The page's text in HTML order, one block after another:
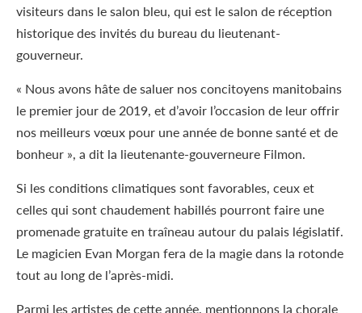
visiteurs dans le salon bleu, qui est le salon de réception
historique des invités du bureau du lieutenant-
gouverneur.
« Nous avons hâte de saluer nos concitoyens manitobains
le premier jour de 2019, et d’avoir l’occasion de leur offrir
nos meilleurs vœux pour une année de bonne santé et de
bonheur », a dit la lieutenante-gouverneure Filmon.
Si les conditions climatiques sont favorables, ceux et
celles qui sont chaudement habillés pourront faire une
promenade gratuite en traîneau autour du palais législatif.
Le magicien Evan Morgan fera de la magie dans la rotonde
tout au long de l’après-midi.
Parmi les artistes de cette année, mentionnons la chorale